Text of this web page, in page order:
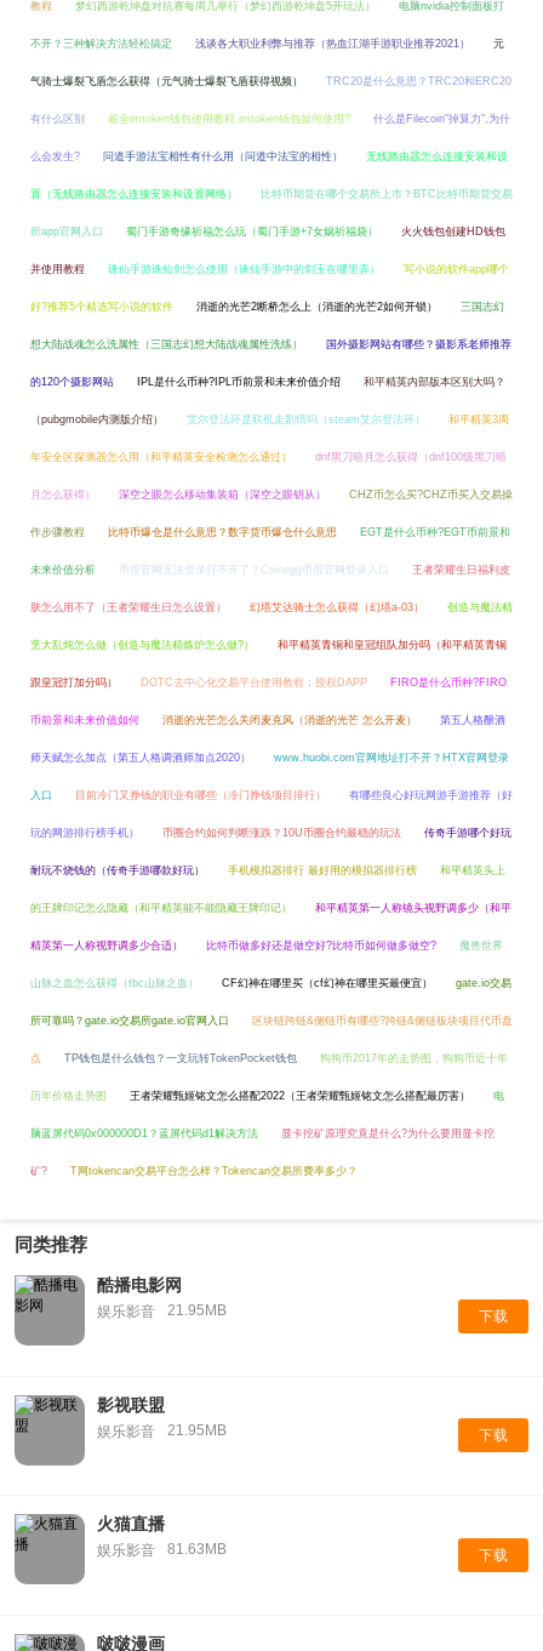
教程 梦幻西游乾坤盘对抗赛每周几举行（梦幻西游乾坤盘5开玩法） 电脑nvidia控制面板打
不开？三种解决方法轻松搞定 浅谈各大职业利弊与推荐（热血江湖手游职业推荐2021） 元
气骑士爆裂飞盾怎么获得（元气骑士爆裂飞盾获得视频） TRC20是什么意思？TRC20和ERC20
有什么区别 最全imtoken钱包使用教程,imtoken钱包如何使用? 什么是Filecoin"掉算力",为什
么会发生? 问道手游法宝相性有什么用（问道中法宝的相性） 无线路由器怎么连接安装和设
置（无线路由器怎么连接安装和设置网络） 比特币期货在哪个交易所上市？BTC比特币期货交易
所app官网入口 蜀门手游奇缘祈福怎么玩（蜀门手游+7女娲祈福袋） 火火钱包创建HD钱包
并使用教程 诛仙手游诛仙剑怎么使用（诛仙手游中的剑玉在哪里弄） 写小说的软件app哪个
好?推荐5个精选写小说的软件 消逝的光芒2断桥怎么上（消逝的光芒2如何开锁） 三国志幻
想大陆战魂怎么洗属性（三国志幻想大陆战魂属性洗练） 国外摄影网站有哪些？摄影系老师推荐
的120个摄影网站 IPL是什么币种?IPL币前景和未来价值介绍 和平精英内部版本区别大吗？
（pubgmobile内测版介绍） 艾尔登法环是联机走剧情吗（steam艾尔登法环） 和平精英3周
年安全区探测器怎么用（和平精英安全检测怎么通过） dnf黑刀暗月怎么获得（dnf100级黑刀暗
月怎么获得） 深空之眼怎么移动集装箱（深空之眼钥从） CHZ币怎么买?CHZ币买入交易操
作步骤教程 比特币爆仓是什么意思？数字货币爆仓什么意思 EGT是什么币种?EGT币前景和
未来价值分析 币蛋官网无法登录打不开了？Coinegg币蛋官网登录入口 王者荣耀生日福利皮
肤怎么用不了（王者荣耀生日怎么设置） 幻塔艾达骑士怎么获得（幻塔a-03） 创造与魔法精
烹大乱炖怎么做（创造与魔法精炼炉怎么做?） 和平精英青铜和皇冠组队加分吗（和平精英青铜
跟皇冠打加分吗） DOTC去中心化交易平台使用教程：授权DAPP FIRO是什么币种?FIRO
币前景和未来价值如何 消逝的光芒怎么关闭麦克风（消逝的光芒 怎么开麦） 第五人格酿酒
师天赋怎么加点（第五人格调酒师加点2020） www.huobi.com官网地址打不开？HTX官网登录
入口 目前冷门又挣钱的职业有哪些（冷门挣钱项目排行） 有哪些良心好玩网游手游推荐（好
玩的网游排行榜手机） 币圈合约如何判断涨跌？10U币圈合约最稳的玩法 传奇手游哪个好玩
耐玩不烧钱的（传奇手游哪款好玩） 手机模拟器排行 最好用的模拟器排行榜 和平精英头上
的王牌印记怎么隐藏（和平精英能不能隐藏王牌印记） 和平精英第一人称镜头视野调多少（和平
精英第一人称视野调多少合适） 比特币做多好还是做空好?比特币如何做多做空? 魔兽世界
山脉之血怎么获得（tbc山脉之血） CF幻神在哪里买（cf幻神在哪里买最便宜） gate.io交易
所可靠吗？gate.io交易所gate.io官网入口 区块链跨链&侧链币有哪些?跨链&侧链板块项目代币盘
点 TP钱包是什么钱包？一文玩转TokenPocket钱包 狗狗币2017年的走势图，狗狗币近十年
历年价格走势图 王者荣耀甄姬铭文怎么搭配2022（王者荣耀甄姬铭文怎么搭配最厉害） 电
脑蓝屏代码0x000000D1？蓝屏代码d1解决方法 显卡挖矿原理究竟是什么?为什么要用显卡挖
矿? T网tokencan交易平台怎么样？Tokencan交易所费率多少？
同类推荐
酷播电影网
娱乐影音 21.95MB 下载
影视联盟
娱乐影音 21.95MB 下载
火猫直播
娱乐影音 81.63MB 下载
啵啵漫画